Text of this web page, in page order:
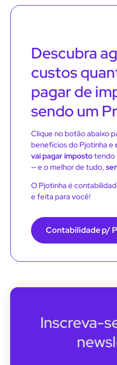
Descubra
custos
pagar de
sendo um
Clique no botão abaixo
benefícios do Pjotinha e
vai pagar impostotendo
— e o melhor de tudo,
O Pjotinha é
e feita para você!
Contabilidade p/
Inscreva-